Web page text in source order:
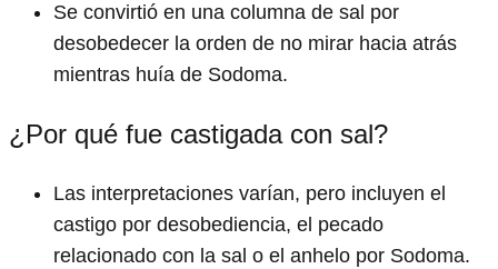
Se convirtió en una columna de sal por
desobedecer la orden de no mirar hacia atrás
mientras huía de Sodoma.
¿Por qué fue castigada con sal?
Las interpretaciones varían, pero incluyen el
castigo por desobediencia, el pecado
relacionado con la sal o el anhelo por Sodoma.